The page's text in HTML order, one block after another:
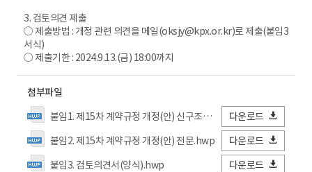
3. 검토의견 제출
○ 제출방법 : 개정 관련 의견을 메일(oksjy@kpx.or.kr)로 제출(붙임3
서식)
○ 제출기한 : 2024.9.13.(금) 18:00까지
첨부파일
붙임1. 제15차 계약규정 개정(안) 신구조문대비표.hwp
다운로드
붙임2. 제15차 계약규정 개정(안) 전문.hwp
다운로드
붙임3. 검토의견서(양식).hwp
다운로드